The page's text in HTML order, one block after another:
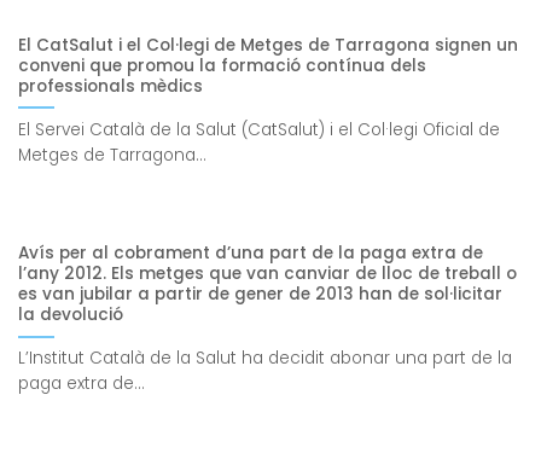
El CatSalut i el Col·legi de Metges de Tarragona signen un
conveni que promou la formació contínua dels
professionals mèdics
El Servei Català de la Salut (CatSalut) i el Col·legi Oficial de
Metges de Tarragona...
Avís per al cobrament d’una part de la paga extra de
l’any 2012. Els metges que van canviar de lloc de treball o
es van jubilar a partir de gener de 2013 han de sol·licitar
la devolució
L’Institut Català de la Salut ha decidit abonar una part de la
paga extra de...